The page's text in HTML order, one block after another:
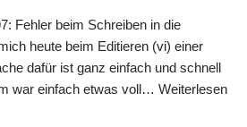
Fehler beim Schreiben in die
heute beim Editieren (vi) einer
dafür ist ganz einfach und schnell
war einfach etwas voll… Weiterlesen